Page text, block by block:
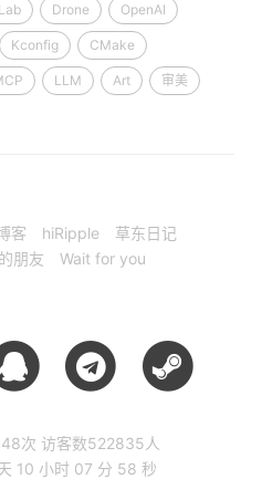
Drone OpenAI
Kconfig CMake
LLM Art 审美
客 hiRipple
草东日记
朋友 Wait for you
次 访客数522835 人
10 小时 07 分 58 秒